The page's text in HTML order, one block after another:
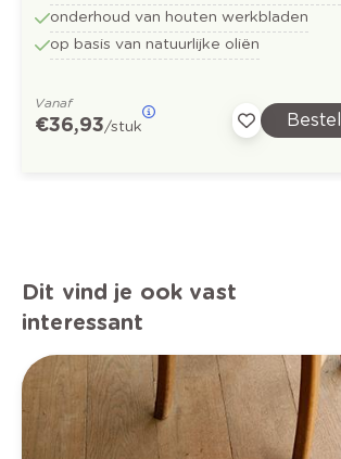
onderhoud van houten werkbladen
op basis van natuurlijke oliën
Vanaf
€ 36,93/stuk Bestel
Dit vind je ook vast
interessant